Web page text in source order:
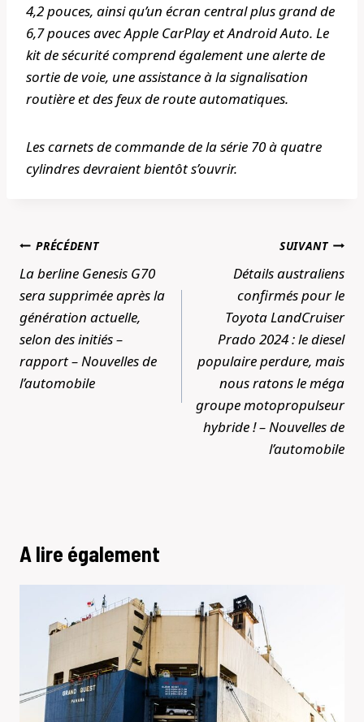
4,2 pouces, ainsi qu’un écran central plus grand de
6,7 pouces avec Apple CarPlay et Android Auto. Le
kit de sécurité comprend également une alerte de
sortie de voie, une assistance à la signalisation
routière et des feux de route automatiques.
Les carnets de commande de la série 70 à quatre
cylindres devraient bientôt s’ouvrir.
Navigation
de
l’article
PRÉCÉDENT
La berline Genesis G70
sera supprimée après la
génération actuelle,
selon des initiés –
rapport – Nouvelles de
l’automobile
SUIVANT
Détails australiens
confirmés pour le
Toyota LandCruiser
Prado 2024 : le diesel
populaire perdure, mais
nous ratons le méga
groupe motopropulseur
hybride ! – Nouvelles de
l’automobile
A lire également